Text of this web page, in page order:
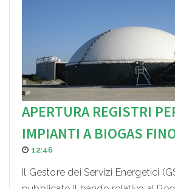
APERTURA REGISTRI
IMPIANTI A BIOGAS
12:46
Il Gestore dei Servizi Energetici